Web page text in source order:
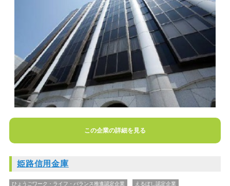
この企業の詳細を見る
姫路信用金庫
ひょうごワーク・ライフ・バランス推進認定企業
えるぼし認定企業